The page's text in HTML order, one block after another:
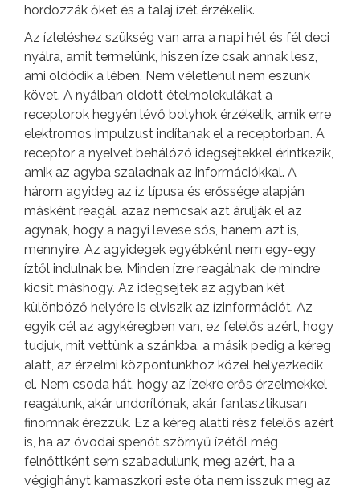
hordozzák őket és a talaj ízét érzékelik.
Az ízleléshez szükség van arra a napi hét és fél deci
nyálra, amit termelünk, hiszen íze csak annak lesz,
ami oldódik a lében. Nem véletlenül nem eszünk
követ. A nyálban oldott ételmolekulákat a
receptorok hegyén lévő bolyhok érzékelik, amik erre
elektromos impulzust indítanak el a receptorban. A
receptor a nyelvet behálózó idegsejtekkel érintkezik,
amik az agyba szaladnak az információkkal. A
három agyideg az íz típusa és erőssége alapján
másként reagál, azaz nemcsak azt árulják el az
agynak, hogy a nagyi levese sós, hanem azt is,
mennyire. Az agyidegek egyébként nem egy-egy
íztől indulnak be. Minden ízre reagálnak, de mindre
kicsit máshogy. Az idegsejtek az agyban két
különböző helyére is elviszik az ízinformációt. Az
egyik cél az agykéregben van, ez felelős azért, hogy
tudjuk, mit vettünk a szánkba, a másik pedig a kéreg
alatt, az érzelmi központunkhoz közel helyezkedik
el. Nem csoda hát, hogy az ízekre erős érzelmekkel
reagálunk, akár undorítónak, akár fantasztikusan
finomnak érezzük. Ez a kéreg alatti rész felelős azért
is, ha az óvodai spenót szörnyű ízétől még
felnőttként sem szabadulunk, meg azért, ha a
végighányt kamaszkori este óta nem isszuk meg az